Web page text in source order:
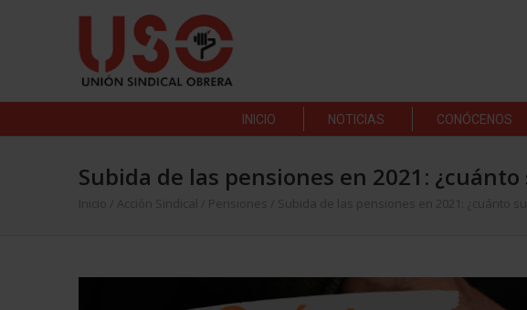
INICIO NOTICIAS CONÓCENOS
Subida de las pensiones en 2021:
Inicio Acción Sindical Pensiones Subida de las pensiones en 2021: ¿cuánto